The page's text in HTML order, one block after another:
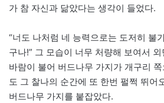
가 참 자신과 닮았다는 생각이 들었다.
“너도 나처럼 네 능력으로는 도저히 불
구나!” 그 모습이 너무 처량해 보여서
바람이 불어 버드나무 가지가 개구리
도 그 찰나의 순간에 또 한번 펄쩍 뛰어
버드나무 가지를 붙잡았다.